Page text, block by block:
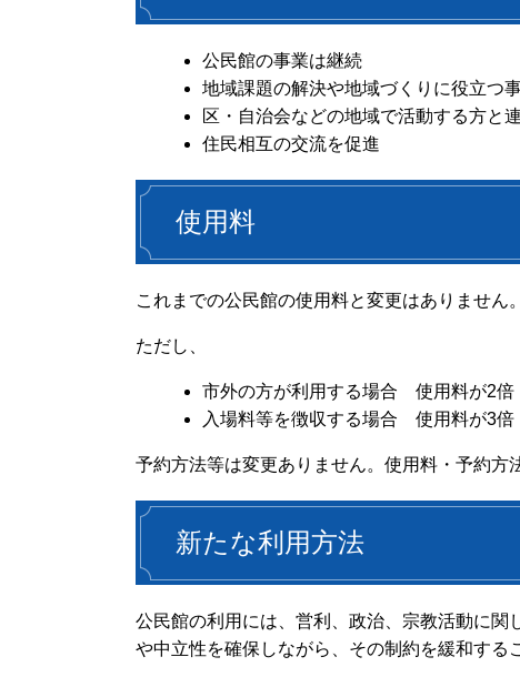
公民館の事業は継続
地域課題の解決や地域づくりに役立つ
区・自治会などの地域で活動する方と
住民相互の交流を促進
使用料
これまでの公民館の使用料と変更はありません。
ただし、
市外の方が利用する場合 使用料が2倍
入場料等を徴収する場合 使用料が3倍
予約方法等は変更ありません。使用料・予約方
新たな利用方法
公民館の利用には、営利、政治、宗教活動に
や中立性を確保しながら、その制約を緩和する